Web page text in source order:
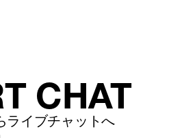
CHAT
ライブチャットへ